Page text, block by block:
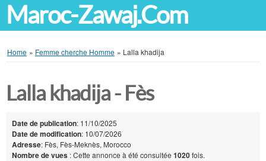
Maroc-Zawaj.Com
Home » Femme cherche Homme » Lalla khadija
Lalla khadija - Fès
Date de publication: 11/10/2025
Date de modification: 10/07/2026
Adresse: Fès, Fès-Meknès, Morocco
Nombre de vues : Cette annonce à été consultée 1020fois.